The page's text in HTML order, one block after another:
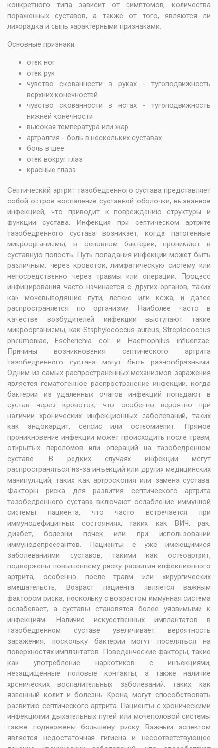
конкретного типа зависит от симптомов, количества
пораженных суставов, а также от того, являются ли
лихорадка и сыпь характерными признаками.
Основные признаки:
отек ног
отек рук
чувство скованности в руках - тугоподвижность
верхних конечностей
чувство скованности в ногах - тугоподвижность
нижней конечности
высокая температура или жар
артралгия - боль в нескольких суставах
боль в шее
отек вокруг глаз
красные глаза
Септический артрит тазобедренного сустава представляет
собой острое воспаление суставной оболочки, вызванное
инфекцией, что приводит к повреждению структуры и
функции сустава. Инфекция при септическом артрите
тазобедренного сустава возникает, когда патогенные
микроорганизмы, в основном бактерии, проникают в
суставную полость. Путь попадания инфекции может быть
различным: через кровоток, лимфатическую систему или
непосредственно через травмы или операции. Процесс
инфицирования часто начинается с других органов, таких
как мочевыводящие пути, легкие или кожа, и далее
распространяется по организму. Наиболее часто в
качестве возбудителей инфекции выступают такие
микроорганизмы, как Staphylococcus aureus, Streptococcus
pneumoniae, Escherichia coli и Haemophilus influenzae.
Причины возникновения септического артрита
тазобедренного сустава могут быть разнообразными.
Одним из самых распространенных механизмов заражения
является гематогенное распространение инфекции, когда
бактерии из удаленных очагов инфекций попадают в
сустав через кровоток, что особенно вероятно при
наличии хронических инфекционных заболеваний, таких
как эндокардит, сепсис или остеомиелит. Прямое
проникновение инфекции может происходить после травм,
открытых переломов или операций на тазобедренном
суставе. В редких случаях инфекции могут
распространяться из-за инъекций или других медицинских
манипуляций, таких как артроскопия или замена сустава.
Факторы риска для развития септического артрита
тазобедренного сустава включают ослабление иммунной
системы пациента, что часто встречается при
иммунодефицитных состояниях, таких как ВИЧ, рак,
диабет, болезни почек или при использовании
иммунодепрессантов. Пациенты с уже имеющимися
заболеваниями суставов, такими как остеоартрит,
подвержены повышенному риску развития инфекционного
артрита, особенно после травм или хирургических
вмешательств. Возраст пациента является важным
фактором риска, поскольку с возрастом иммунная система
ослабевает, а суставы становятся более уязвимыми к
инфекциям. Наличие искусственных имплантатов в
тазобедренном суставе увеличивает вероятность
заражения, поскольку бактерии могут поселяться на
поверхностях имплантатов. Поведенческие факторы, такие
как употребление наркотиков с инъекциями,
незащищенные половые контакты, а также наличие
хронических воспалительных заболеваний, таких как
язвенный колит и болезнь Крона, могут способствовать
развитию септического артрита. Пациенты с хроническими
инфекциями дыхательных путей или мочеполовой системы
также подвержены большему риску. Важным аспектом
является недостаточная гигиена и несоответствующее